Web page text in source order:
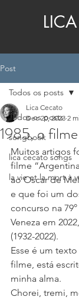
Post
Todos os posts
songbook
lica cecato songs
la vie et la mort à
Todos os posts
1985, o filme
Lica Cecato
Dec 20, 2023 2
Muitos artigos
filme
ao Oscar de
e que foi um
concurso na
Veneza em
(1932-2022).
Esse é um
filme, está
minha alma.
Chorei, tremi,